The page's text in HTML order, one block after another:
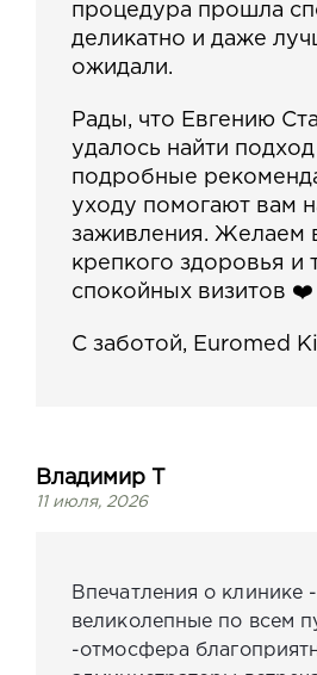
процедура прошла
деликатно и даже
ожидали.
Рады, что Евгению
удалось найти подход
подробные
уходу помогают вам
заживления. Желаем
крепкого здоровья и
спокойных визитов ❤️
С заботой, Euromed
Владимир Т
11 июля, 2026
Впечатления о клинике
великолепные по всем
-отмосфера